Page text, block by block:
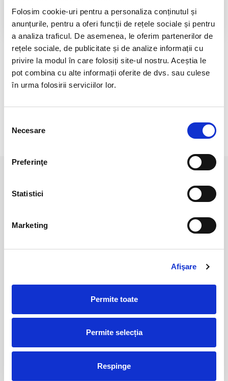
Folosim cookie-uri pentru a personaliza conținutul și
anunțurile, pentru a oferi funcții de rețele sociale și pentru
a analiza traficul. De asemenea, le oferim partenerilor de
rețele sociale, de publicitate și de analize informații cu
privire la modul în care folosiți site-ul nostru. Aceștia le
pot combina cu alte informații oferite de dvs. sau culese
în urma folosirii serviciilor lor.
consimțământului
Necesare
Preferinţe
Statistici
Marketing
Afişare
Permite toate
Permite selecția
Respinge
GARANTIE PRODUSE
pentru toate produsele
RECENZII CLIENTI
Nu sunt opinii despre acest produs.